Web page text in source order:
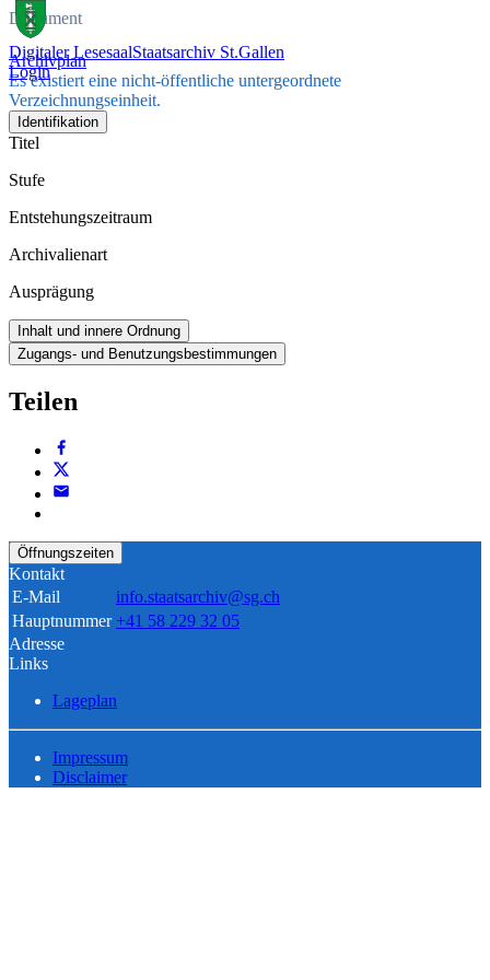
Digitaler LesesaalStaatsarchiv St.Gallen
Login
Dokument
Archivplan
Es existiert eine nicht-öffentliche untergeordnete
Verzeichnungseinheit.
Identifikation
Titel
Stufe
Entstehungszeitraum
Archivalienart
Ausprägung
Inhalt und innere Ordnung
Zugangs- und Benutzungsbestimmungen
Teilen
Öffnungszeiten
Kontakt
E-Mail
info.staatsarchiv@sg.ch
Hauptnummer +41 58 229 32 05
Adresse
Links
Lageplan
Impressum
Disclaimer